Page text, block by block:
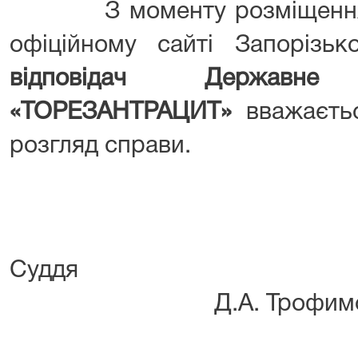
З моменту розміщення
офіційному сайті
відповідач Державне
«ТОРЕЗАНТРАЦИТ»
розгляд справи.
Д.А.